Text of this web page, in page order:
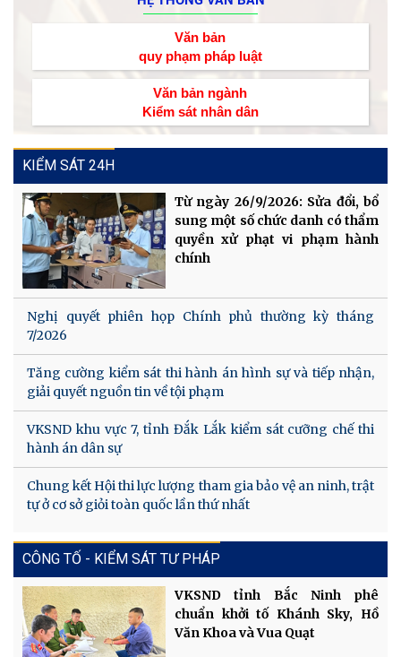
Văn bản
quy phạm pháp luật
Văn bản ngành
Kiểm sát nhân dân
KIỂM SÁT 24H
Từ ngày 26/9/2026: Sửa đổi, bổ
sung một số chức danh có thẩm
quyền xử phạt vi phạm hành
chính
Nghị quyết phiên họp Chính phủ thường kỳ tháng
7/2026
Tăng cường kiểm sát thi hành án hình sự và tiếp nhận,
giải quyết nguồn tin về tội phạm
VKSND khu vực 7, tỉnh Đắk Lắk kiểm sát cưỡng chế thi
hành án dân sự
Chung kết Hội thi lực lượng tham gia bảo vệ an ninh, trật
tự ở cơ sở giỏi toàn quốc lần thứ nhất
CÔNG TỐ - KIỂM SÁT TƯ PHÁP
VKSND tỉnh Bắc Ninh phê
chuẩn khởi tố Khánh Sky, Hồ
Văn Khoa và Vua Quạt